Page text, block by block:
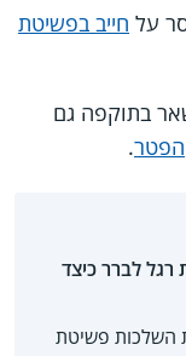
על חייב בפשיטת
בתוקפה גם
הפטר.
לברר כיצד
השלכות פשיטת